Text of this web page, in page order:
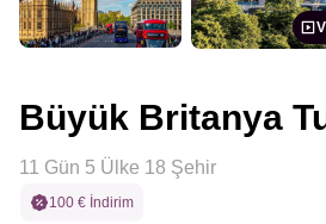
Büyük Britanya
11 Gün 5 Ülke 18 Şehir
100 € İndirim